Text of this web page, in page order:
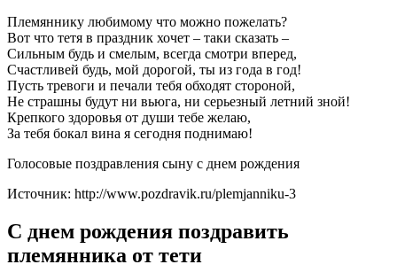
Племяннику любимому что можно пожелать?
Вот что тетя в праздник хочет – таки сказать –
Сильным будь и смелым, всегда смотри вперед,
Счастливей будь, мой дорогой, ты из года в год!
Пусть тревоги и печали тебя обходят стороной,
Не страшны будут ни вьюга, ни серьезный летний зной!
Крепкого здоровья от души тебе желаю,
За тебя бокал вина я сегодня поднимаю!
Голосовые поздравления сыну с днем рождения
Источник: http://www.pozdravik.ru/plemjanniku-3
С днем рождения поздравить
племянника от тети